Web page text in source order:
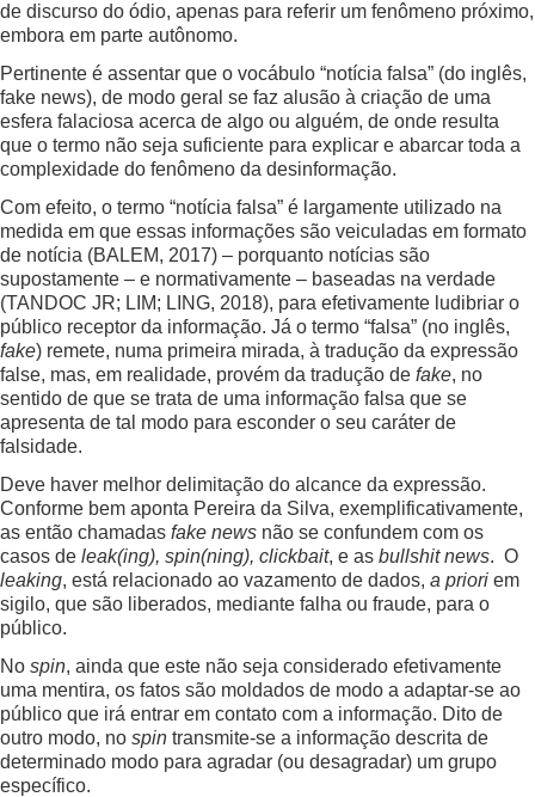
de discurso do ódio, apenas para referir um fenômeno próximo,
embora em parte autônomo.
Pertinente é assentar que o vocábulo “notícia falsa” (do inglês,
fake news), de modo geral se faz alusão à criação de uma
esfera falaciosa acerca de algo ou alguém, de onde resulta
que o termo não seja suficiente para explicar e abarcar toda a
complexidade do fenômeno da desinformação.
Com efeito, o termo “notícia falsa” é largamente utilizado na
medida em que essas informações são veiculadas em formato
de notícia (BALEM, 2017) – porquanto notícias são
supostamente – e normativamente – baseadas na verdade
(TANDOC JR; LIM; LING, 2018), para efetivamente ludibriar o
público receptor da informação. Já o termo “falsa” (no inglês,
fake) remete, numa primeira mirada, à tradução da expressão
false, mas, em realidade, provém da tradução de fake, no
sentido de que se trata de uma informação falsa que se
apresenta de tal modo para esconder o seu caráter de
falsidade.
Deve haver melhor delimitação do alcance da expressão.
Conforme bem aponta Pereira da Silva, exemplificativamente,
as então chamadas fake news não se confundem com os
casos de leak(ing), spin(ning), clickbait, e as bullshit news. O
leaking, está relacionado ao vazamento de dados, a priori em
sigilo, que são liberados, mediante falha ou fraude, para o
público.
No spin, ainda que este não seja considerado efetivamente
uma mentira, os fatos são moldados de modo a adaptar-se ao
público que irá entrar em contato com a informação. Dito de
outro modo, no spin transmite-se a informação descrita de
determinado modo para agradar (ou desagradar) um grupo
específico.